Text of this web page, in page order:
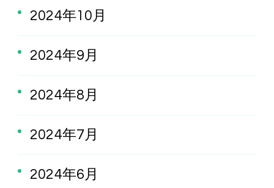
2024年10月
2024年9月
2024年8月
2024年7月
2024年6月